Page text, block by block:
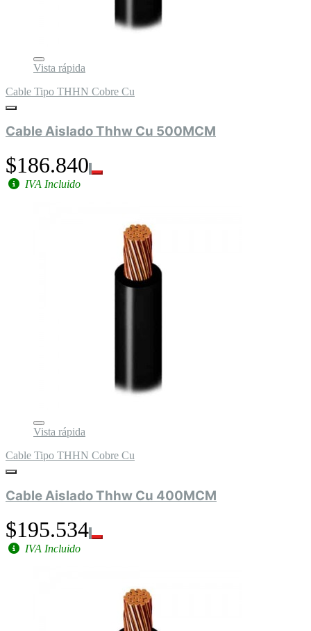
Vista rápida
Cable Tipo THHN Cobre Cu
Cable Aislado Thhw Cu 500MCM
$186.840
IVA Incluido
Vista rápida
Cable Tipo THHN Cobre Cu
Cable Aislado Thhw Cu 400MCM
$195.534
IVA Incluido